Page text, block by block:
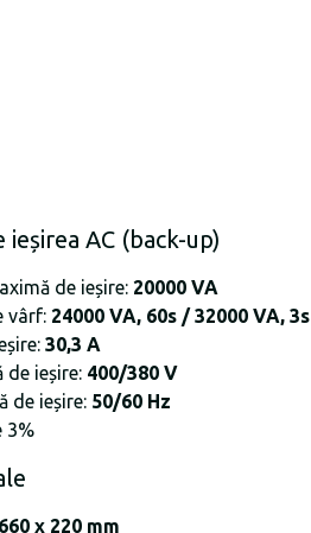
AC (back-up)
de ieșire: 20000 VA
vârf: 24000 VA, 60s / 32000 VA, 3s
30,3 A
de ieșire: 400/380 V
de ieșire: 50/60 Hz
3%
x 220 mm